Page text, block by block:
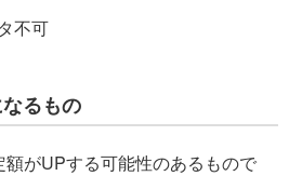
不可
るもの
がUPする可能性のあるもので